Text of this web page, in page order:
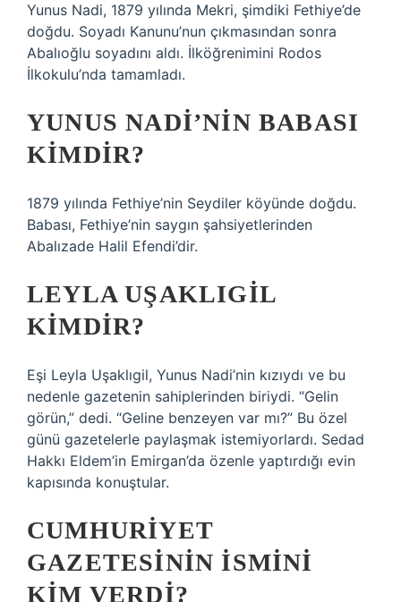
Yunus Nadi, 1879 yılında Mekri, şimdiki Fethiye’de
doğdu. Soyadı Kanunu’nun çıkmasından sonra
Abalıoğlu soyadını aldı. İlköğrenimini Rodos
İlkokulu’nda tamamladı.
YUNUS NADI’NIN BABASI
KIMDIR?
1879 yılında Fethiye’nin Seydiler köyünde doğdu.
Babası, Fethiye’nin saygın şahsiyetlerinden
Abalızade Halil Efendi’dir.
LEYLA UŞAKLIGIL
KIMDIR?
Eşi Leyla Uşaklıgil, Yunus Nadi’nin kızıydı ve bu
nedenle gazetenin sahiplerinden biriydi. “Gelin
görün,” dedi. “Geline benzeyen var mı?” Bu özel
günü gazetelerle paylaşmak istemiyorlardı. Sedad
Hakkı Eldem’in Emirgan’da özenle yaptırdığı evin
kapısında konuştular.
CUMHURIYET
GAZETESININ ISMINI
KIM VERDI?